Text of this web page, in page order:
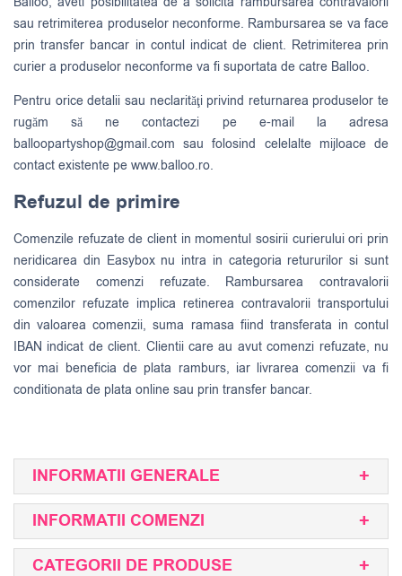
sau retrimiterea produselor neconforme. Rambursarea se va face
prin transfer bancar in contul indicat de client. Retrimiterea prin
curier a produselor neconforme va fi suportata de catre Balloo.
Pentru orice detalii sau neclarităţi privind returnarea produselor te
rugăm să ne contactezi pe e-mail la adresa
balloopartyshop@gmail.com sau folosind celelalte mijloace de
contact existente pe www.balloo.ro.
Refuzul de primire
Comenzile refuzate de client in momentul sosirii curierului ori prin
neridicarea din Easybox nu intra in categoria retururilor si sunt
considerate comenzi refuzate. Rambursarea contravalorii
comenzilor refuzate implica retinerea contravalorii transportului
din valoarea comenzii, suma ramasa fiind transferata in contul
IBAN indicat de client. Clientii care au avut comenzi refuzate, nu
vor mai beneficia de plata ramburs, iar livrarea comenzii va fi
conditionata de plata online sau prin transfer bancar.
INFORMATII GENERALE
INFORMATII COMENZI
CATEGORII DE PRODUSE